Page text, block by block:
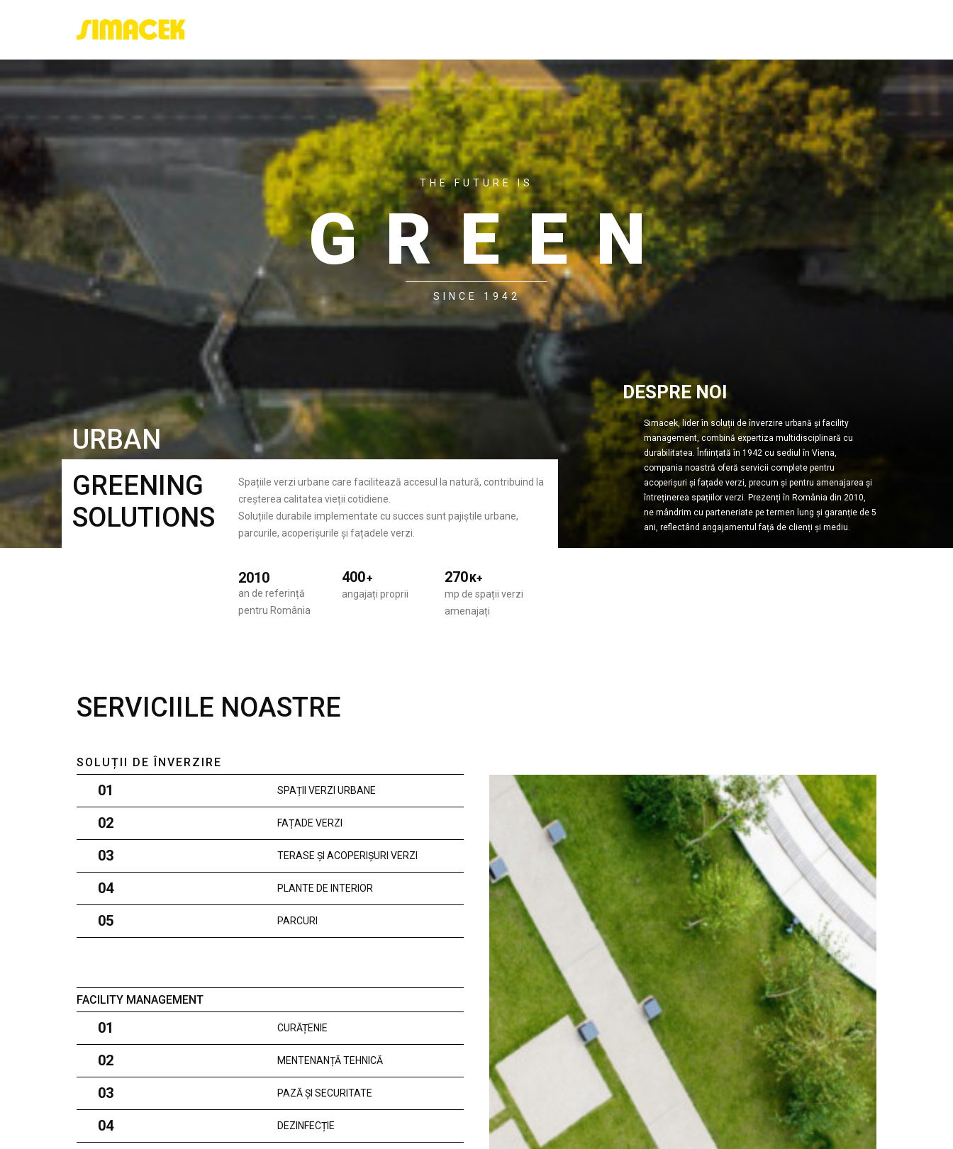
THE FUTURE IS
GREEN
SINCE 1942
DESPRE NOI
Simacek, lider în soluții de înverzire urbană și facility
management, combină expertiza multidisciplinară cu
durabilitatea. Înființată în 1942 cu sediul în Viena,
compania noastră oferă servicii complete pentru
acoperișuri și fațade verzi, precum și pentru amenajarea și
întreținerea spațiilor verzi. Prezenți în România din 2010,
ne mândrim cu parteneriate pe termen lung și garanție de 5
ani, reflectând angajamentul față de clienți și mediu.
URBAN
GREENING
SOLUTIONS
Spațiile verzi urbane care facilitează accesul la natură, contribuind la
creșterea calitatea vieții cotidiene.
Soluțiile durabile implementate cu succes sunt pajiștile urbane,
parcurile, acoperișurile și fațadele verzi.
2010
an de referință
pentru România
400+
angajați proprii
270K+
mp de spații verzi
amenajați
SERVICIILE NOASTRE
SOLUȚII DE ÎNVERZIRE
01 SPAȚII VERZI URBANE
02 FAȚADE VERZI
03 TERASE ȘI ACOPERIȘURI VERZI
04 PLANTE DE INTERIOR
05 PARCURI
FACILITY MANAGEMENT
01 CURĂȚENIE
02 MENTENANȚĂ TEHNICĂ
03 PAZĂ ȘI SECURITATE
04 DEZINFECȚIE